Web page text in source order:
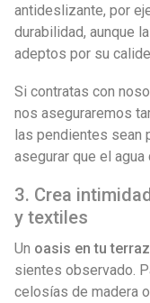
antideslizante, por
durabilidad, aunque
adeptos por su
Si contratas con
nos aseguraremos
las pendientes sean
asegurar que el
3. Crea
y textiles
Un oasis en tu
sientes observado.
celosías de madera